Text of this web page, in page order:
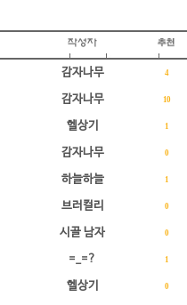
감자나무 4
감자나무 10
헬상기 1
감자나무 0
하늘하늘 1
브러컬리 0
시골 남자 0
=_=? 1
헬상기 0